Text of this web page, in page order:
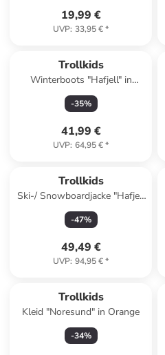
19,99 €
UVP: 33,95 €*
Trollkids
Winterboots "Hafjell" in
Hellbraun
-35%
41,99 €
UVP: 64,95 €*
Trollkids
Ski-/ Snowboardjacke "Hafjell
XT" in Lila
-47%
49,49 €
UVP: 94,95 €*
Trollkids
Kleid "Noresund" in Orange
-34%